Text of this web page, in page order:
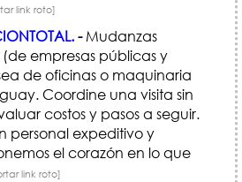
link roto]
-Mudanzas
empresas públicas y
de oficinas o maquinaria
Coordine una visita sin
costos y pasos a seguir.
personal expeditivo y
el corazón en lo que
link roto]